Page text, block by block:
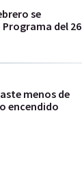
se
del 26
menos de
encendido